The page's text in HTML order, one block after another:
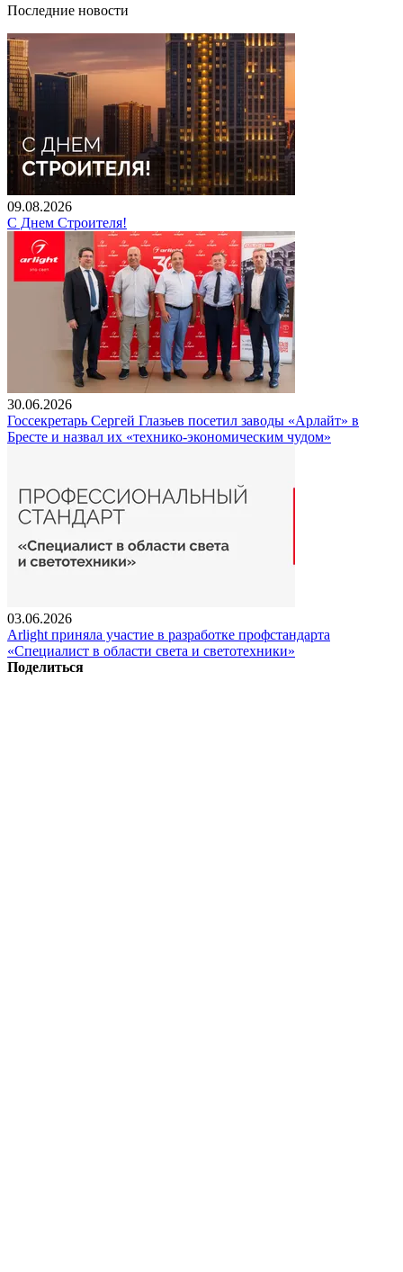
Последние новости
09.08.2026
С Днем Строителя!
30.06.2026
Госсекретарь Сергей Глазьев посетил заводы «Арлайт» в
Бресте и назвал их «технико-экономическим чудом»
03.06.2026
Arlight приняла участие в разработке профстандарта
«Специалист в области света и светотехники»
Поделиться